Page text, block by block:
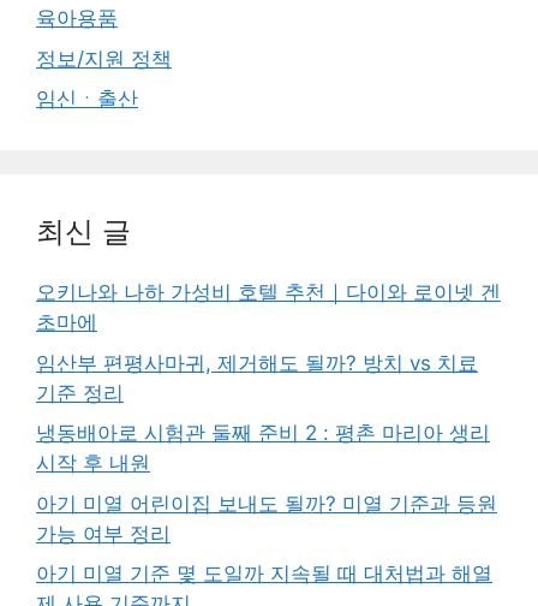
육아용품
정보/지원 정책
임신ㆍ출산
최신 글
오키나와 나하 가성비 호텔 추천｜다이와 로이넷 겐
초마에
임산부 편평사마귀, 제거해도 될까? 방치 vs 치료
기준 정리
냉동배아로 시험관 둘째 준비 2 : 평촌 마리아 생리
시작 후 내원
아기 미열 어린이집 보내도 될까? 미열 기준과 등원
가능 여부 정리
아기 미열 기준 몇 도일까 지속될 때 대처법과 해열